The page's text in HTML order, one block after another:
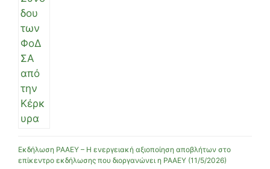
Εκδήλωση ΡΑΑΕΥ – Η ενεργειακή αξιοποίηση αποβλήτων στο
επίκεντρο εκδήλωσης που διοργανώνει η ΡΑΑΕΥ (11/5/2026)